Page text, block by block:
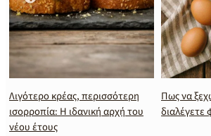
Λιγότερο κρέας, περισσότερη
ισορροπία: Η ιδανική αρχή του
νέου έτους
Πως να